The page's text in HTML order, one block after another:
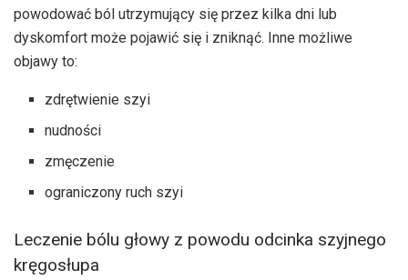
powodować ból utrzymujący się przez kilka dni lub
dyskomfort może pojawić się i zniknąć. Inne możliwe
objawy to:
zdrętwienie szyi
nudności
zmęczenie
ograniczony ruch szyi
Leczenie bólu głowy z powodu odcinka szyjnego
kręgosłupa